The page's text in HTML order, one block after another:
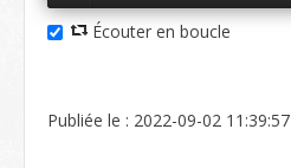
Écouter en boucle
Publiée le : 2022-09-02 11:39:57